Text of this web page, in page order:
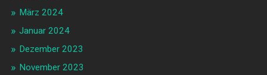
März 2024
Januar 2024
Dezember 2023
November 2023